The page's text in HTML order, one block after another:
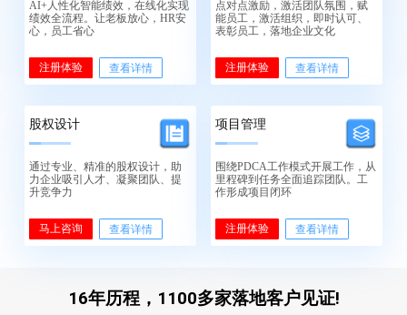
AI+人性化智能绩效，在线化实现
绩效全流程。让老板放心，HR安
心，员工省心
注册体验 查看详情
点对点激励，激活团队氛围，赋
能员工，激活组织，即时认可、
表彰员工，落地企业文化
注册体验 查看详情
股权设计
通过专业、精准的股权设计，助
力企业吸引人才、凝聚团队、提
升竞争力
马上咨询 查看详情
项目管理
围绕PDCA工作模式开展工作，从
里程碑到任务全面追踪团队。工
作形成项目闭环
注册体验 查看详情
16年历程，1100多家落地客户见证!